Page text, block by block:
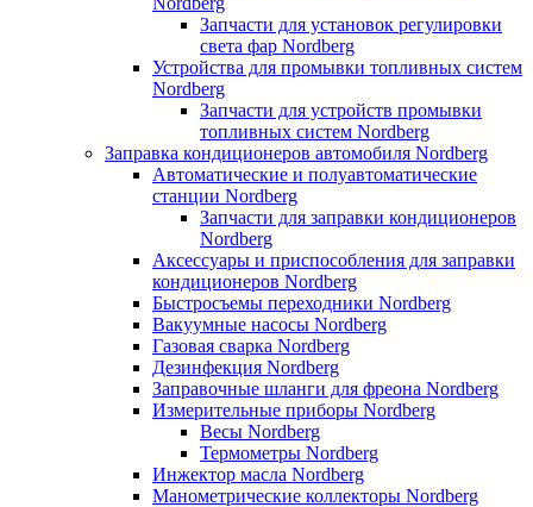
Запчасти для установок регулировки
света фар Nordberg
Устройства для промывки топливных систем
Nordberg
Запчасти для устройств промывки
топливных систем Nordberg
Заправка кондиционеров автомобиля Nordberg
Автоматические и полуавтоматические
станции Nordberg
Запчасти для заправки кондиционеров
Nordberg
Аксессуары и приспособления для заправки
кондиционеров Nordberg
Быстросъемы переходники Nordberg
Вакуумные насосы Nordberg
Газовая сварка Nordberg
Дезинфекция Nordberg
Заправочные шланги для фреона Nordberg
Измерительные приборы Nordberg
Весы Nordberg
Термометры Nordberg
Инжектор масла Nordberg
Манометрические коллекторы Nordberg